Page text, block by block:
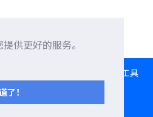
供更好的服务。
了！
转换工具
西历/和历/民国历对照表